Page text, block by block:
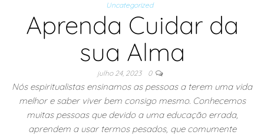
Uncategorized
Aprenda Cuidar da
sua Alma
julho 24, 2023 0
Nós espiritualistas ensinamos as pessoas a terem uma vida
melhor e saber viver bem consigo mesmo. Conhecemos
muitas pessoas que devido a uma educação errada,
aprendem a usar termos pesados, que comumente